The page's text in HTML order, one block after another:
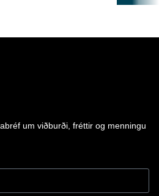
um viðburði, fréttir og menningu